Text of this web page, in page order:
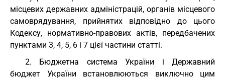
місцевих державних адміністрацій, органів місцевого
самоврядування, прийнятих відповідно до цього
Кодексу, нормативно-правових актів, передбачених
пунктами 3, 4, 5, 6 і 7 цієї частини статті.
2. Бюджетна система України і Державний
бюджет України встановлюються виключно цим